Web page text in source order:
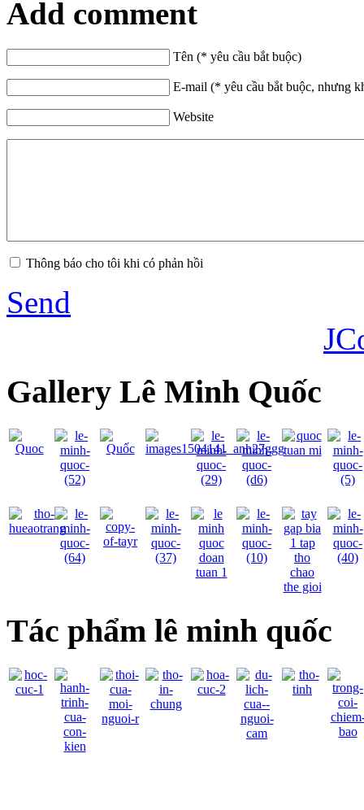
Add comment
Tên (* yêu cầu bắt buộc)
E-mail (* yêu cầu bắt buộc, nhưng
Website
Thông báo cho tôi khi có phản hồi
Send
Gallery Lê Minh Quốc
Tác phẩm lê minh quốc